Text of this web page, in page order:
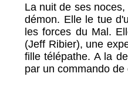
La nuit de ses
démon. Elle le tue
les forces du Mal.
(Jeff Ribier), une
fille télépathe. A la
par un commando